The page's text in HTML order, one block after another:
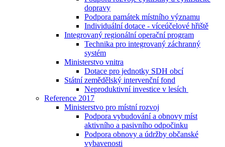
dopravy
Podpora památek místního významu
Individuální dotace - víceúčelové hřiště
Integrovaný regionální operační program
Technika pro integrovaný záchranný
systém
Ministerstvo vnitra
Dotace pro jednotky SDH obcí
Státní zemědělský intervenční fond
Neproduktivní investice v lesích
Reference 2017
Ministerstvo pro místní rozvoj
Podpora vybudování a obnovy míst
aktivního a pasivního odpočinku
Podpora obnovy a údržby občanské
vybavenosti